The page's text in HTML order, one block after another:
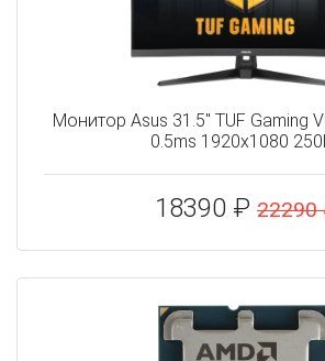
Монитор Asus 31.5" TUF Gaming
0.5ms 1920x1080
18390 ₽ 22290